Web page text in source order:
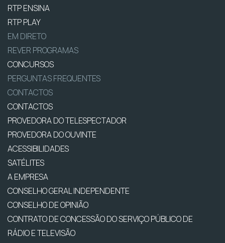
RTP ENSINA
RTP PLAY
EM DIRETO
REVER PROGRAMAS
CONCURSOS
PERGUNTAS FREQUENTES
CONTACTOS
CONTACTOS
PROVEDORA DO TELESPECTADOR
PROVEDORA DO OUVINTE
ACESSIBILIDADES
SATÉLITES
A EMPRESA
CONSELHO GERAL INDEPENDENTE
CONSELHO DE OPINIÃO
CONTRATO DE CONCESSÃO DO SERVIÇO PÚBLICO DE
RÁDIO E TELEVISÃO